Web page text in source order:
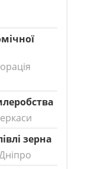
зерна